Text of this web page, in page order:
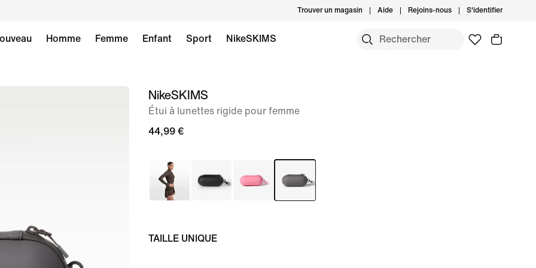
Trouver un magasin Aide Rejoins-nous S'identifier
Homme Femme Enfant Sport NikeSKIMS
image 1NikeSKIMS
Étui à lunettes rigide pour femme
44,99 €
TAILLE UNIQUE